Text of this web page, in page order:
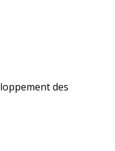
des